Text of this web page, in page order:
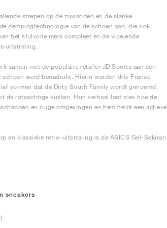
strepen op de zijwanden en de slanke
dempingtechnologie van de schoen aan, die ook
het stijlvolle merk compleet en de vloeiende
uitstraling.
samen met de populaire retailer JD Sports aan een
werd benadrukt. Hierin werden drie Franse
vormen dat de Dirty South Family wordt genoemd,
de rotsachtige kusten. Hun verhaal laat zien hoe de
en ruige omgevingen en hem helpt een actieve
en klassieke retro-uitstraling is de ASICS Gel-Sekiran
sneakers